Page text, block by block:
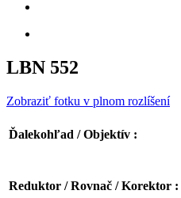
LBN 552
Zobraziť fotku v plnom rozlíšení
Ďalekohľad / Objektív :
Reduktor / Rovnač / Korektor :